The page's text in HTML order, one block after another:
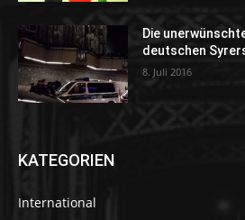
Die
deutschen
8. Juli 2016
KATEGORIEN
International